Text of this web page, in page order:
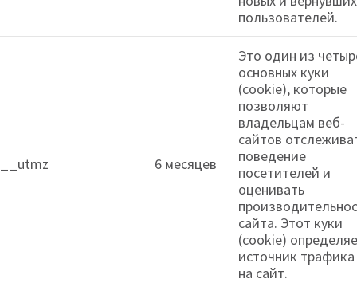
пользователей.
__utmz 6 месяцев
Это один из
основных куки
(cookie), которые
позволяют
владельцам веб-
сайтов
поведение
посетителей и
оценивать
сайта. Этот куки
(cookie)
источник трафика
на сайт.